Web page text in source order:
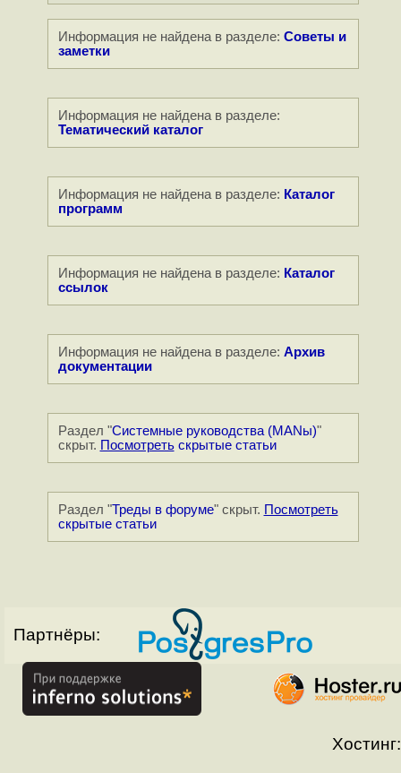
Информация не найдена в разделе: Советы и
заметки
Информация не найдена в разделе:
Тематический каталог
Информация не найдена в разделе: Каталог
программ
Информация не найдена в разделе: Каталог
ссылок
Информация не найдена в разделе: Архив
документации
Раздел "Системные руководства (MANы)"
скрыт. Посмотретьскрытые статьи
Раздел "Треды в форуме" скрыт. Посмотреть
скрытые статьи
Партнёры:
Хостинг: